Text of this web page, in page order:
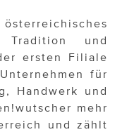
Tradition und
ersten Filiale
für
Handwerk und
mehr
und zählt